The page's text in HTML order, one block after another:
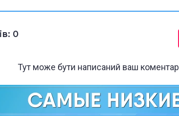
0
Тут може бути написаний ваш коментар